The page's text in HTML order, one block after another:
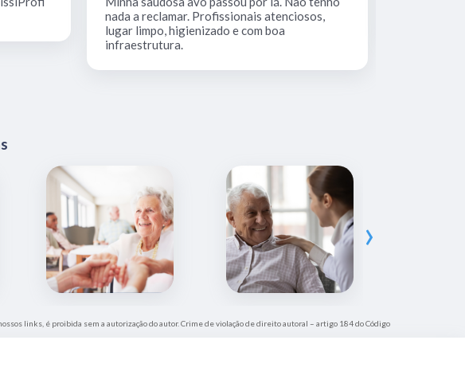
nada a reclamar. Profissionais atenciosos,
lugar limpo, higienizado e com boa
infraestrutura.
›
links, é proibida sem a autorização do autor. Crime de violação de direito autoral – artigo 184 do Código